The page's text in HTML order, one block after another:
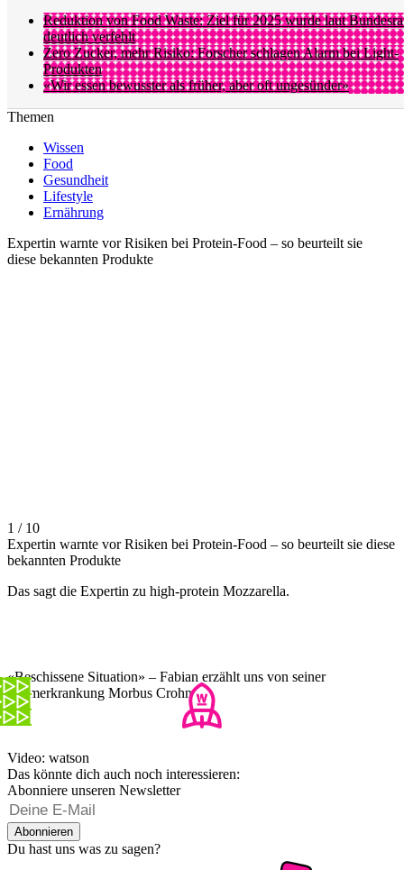
Reduktion von Food Waste: Ziel für 2025 wurde laut
deutlich verfehlt
Zero Zucker, mehr Risiko: Forscher schlagen Alarm bei Light-
Produkten
«Wir essen bewusster als früher, aber oft ungesünder»
Themen
Wissen
Food
Gesundheit
Lifestyle
Ernährung
Expertin warnte vor Risiken bei Protein-Food – so beurteilt sie
diese bekannten Produkte
1 / 10
Expertin warnte vor Risiken bei Protein-Food – so beurteilt sie diese
bekannten Produkte
Das sagt die Expertin zu high-protein Mozzarella.
«Beschissene Situation» – Fabian erzählt uns von seiner
Darmerkrankung Morbus Crohn
Video: watson
Das könnte dich auch noch interessieren:
Abonniere unseren Newsletter
Abonnieren
Du hast uns was zu sagen?